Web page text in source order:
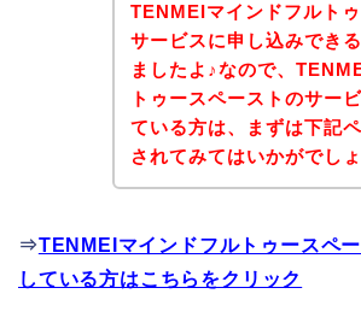
TENMEIマインドフルト
サービスに申し込みでき
ましたよ♪なので、
トゥースペーストのサー
ている方は、まずは下記
されてみてはいかがでし
⇒TENMEIマインドフルトゥースペ
している方はこちらをクリック